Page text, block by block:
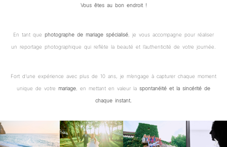
Vous êtes au bon endroit !
En tant que photographe de mariage spécialisé , je vous accompagne pour réaliser
un reportage photographique qui reflète la beauté et l’authenticité de votre journée.
Fort d’une expérience avec plus de 10 ans, je m’engage à capturer chaque moment
unique de votre mariage , en mettant en valeur la spontanéité et la sincérité de
chaque instant.